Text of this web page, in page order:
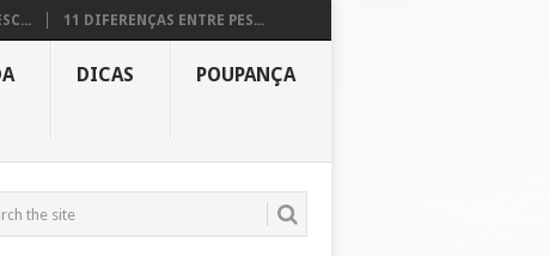
11 DIFERENÇAS ENTRE PES...
DICAS POUPANÇA